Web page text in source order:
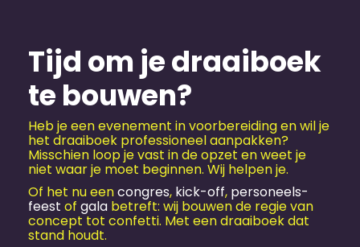
Tijd om je draaiboek
te bouwen?
Heb je een evenement in voorbereiding en wil je
het draaiboek professioneel aanpakken?
Misschien loop je vast in de opzet en weet je
niet waar je moet beginnen. Wij helpen je.
Of het nu eencongres, kick-off, personeels­
feest of gala betreft: wij bouwen de regie van
concept tot confetti. Met een draaiboek dat
stand houdt.